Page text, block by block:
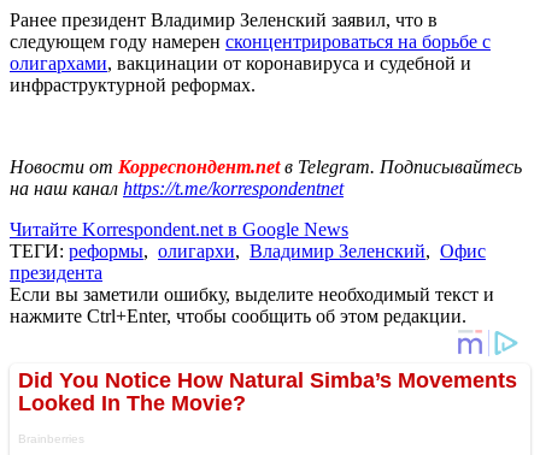
Ранее президент Владимир Зеленский заявил, что в
следующем году намерен сконцентрироваться на борьбе с
олигархами, вакцинации от коронавируса и судебной и
инфраструктурной реформах.
Новости от Корреспондент.netв Telegram. Подписывайтесь
на наш канал https://t.me/korrespondentnet
Читайте Korrespondent.net в Google News
ТЕГИ: реформы, олигархи, Владимир Зеленский, Офис
президента
Если вы заметили ошибку, выделите необходимый текст и
нажмите Ctrl+Enter, чтобы сообщить об этом редакции.